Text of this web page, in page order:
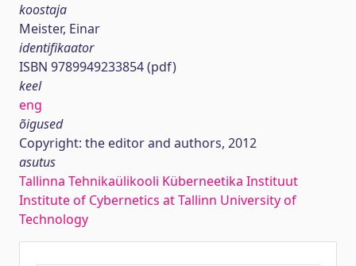
koostaja
Meister, Einar
identifikaator
ISBN 9789949233854 (pdf)
keel
eng
õigused
Copyright: the editor and authors, 2012
asutus
Tallinna Tehnikaülikooli Küberneetika Instituut
Institute of Cybernetics at Tallinn University of
Technology